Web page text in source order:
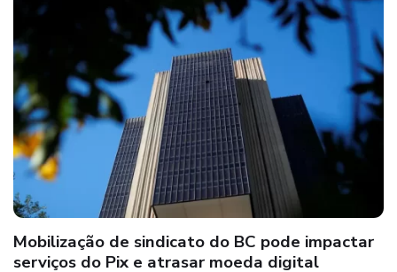
Mobilização de sindicato do BC pode impactar
serviços do Pix e atrasar moeda digital